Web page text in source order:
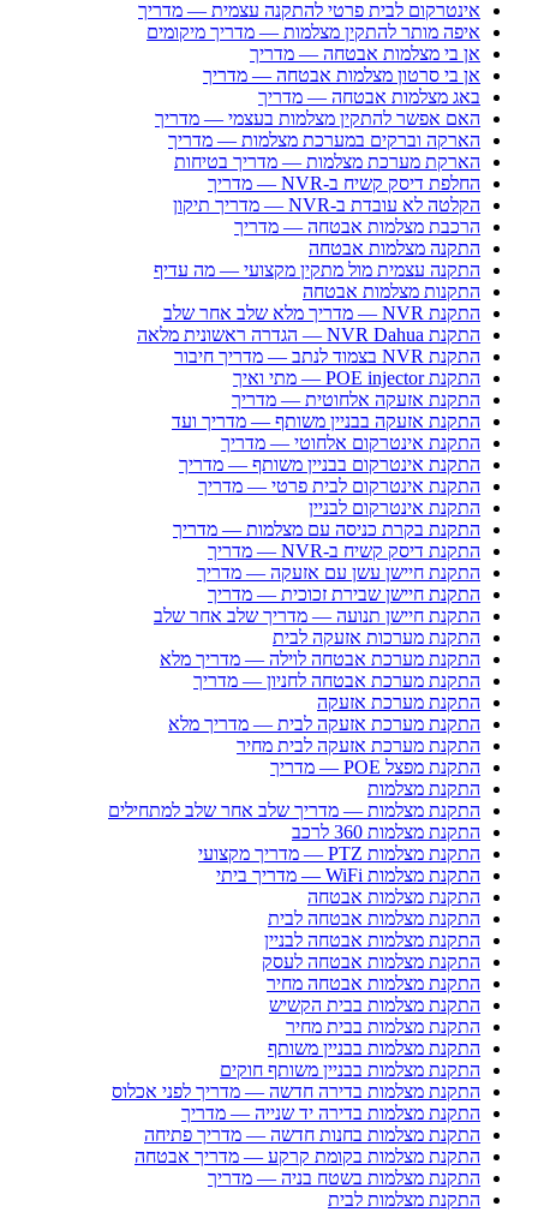
אינטרקום לבית פרטי להתקנה עצמית — מדריך
איפה מותר להתקין מצלמות — מדריך מיקומים
אן בי מצלמות אבטחה — מדריך
אן בי סרטון מצלמות אבטחה — מדריך
באג מצלמות אבטחה — מדריך
האם אפשר להתקין מצלמות בעצמי — מדריך
הארקה וברקים במערכת מצלמות — מדריך
הארקת מערכת מצלמות — מדריך בטיחות
החלפת דיסק קשיח ב-NVR — מדריך
הקלטה לא עובדת ב-NVR — מדריך תיקון
הרכבת מצלמות אבטחה — מדריך
התקנה מצלמות אבטחה
התקנה עצמית מול מתקין מקצועי — מה עדיף
התקנות מצלמות אבטחה
התקנת NVR — מדריך מלא שלב אחר שלב
התקנת NVR Dahua — הגדרה ראשונית מלאה
התקנת NVR בצמוד לנתב — מדריך חיבור
התקנת POE injector — מתי ואיך
התקנת אזעקה אלחוטית — מדריך
התקנת אזעקה בבניין משותף — מדריך ועד
התקנת אינטרקום אלחוטי — מדריך
התקנת אינטרקום בבניין משותף — מדריך
התקנת אינטרקום לבית פרטי — מדריך
התקנת אינטרקום לבניין
התקנת בקרת כניסה עם מצלמות — מדריך
התקנת דיסק קשיח ב-NVR — מדריך
התקנת חיישן עשן עם אזעקה — מדריך
התקנת חיישן שבירת זכוכית — מדריך
התקנת חיישן תנועה — מדריך שלב אחר שלב
התקנת מערכות אזעקה לבית
התקנת מערכת אבטחה לוילה — מדריך מלא
התקנת מערכת אבטחה לחניון — מדריך
התקנת מערכת אזעקה
התקנת מערכת אזעקה לבית — מדריך מלא
התקנת מערכת אזעקה לבית מחיר
התקנת מפצל POE — מדריך
התקנת מצלמות
התקנת מצלמות — מדריך שלב אחר שלב למתחילים
התקנת מצלמות 360 לרכב
התקנת מצלמות PTZ — מדריך מקצועי
התקנת מצלמות WiFi — מדריך ביתי
התקנת מצלמות אבטחה
התקנת מצלמות אבטחה לבית
התקנת מצלמות אבטחה לבניין
התקנת מצלמות אבטחה לעסק
התקנת מצלמות אבטחה מחיר
התקנת מצלמות בבית הקשיש
התקנת מצלמות בבית מחיר
התקנת מצלמות בבניין משותף
התקנת מצלמות בבניין משותף חוקים
התקנת מצלמות בדירה חדשה — מדריך לפני אכלוס
התקנת מצלמות בדירה יד שנייה — מדריך
התקנת מצלמות בחנות חדשה — מדריך פתיחה
התקנת מצלמות בקומת קרקע — מדריך אבטחה
התקנת מצלמות בשטח בניה — מדריך
התקנת מצלמות לבית